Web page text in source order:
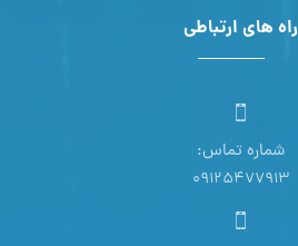
راه های ارتباطی
شماره تماس:
09125477913